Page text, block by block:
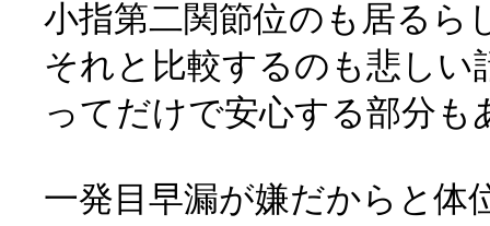
小指第二関節位のも居るら
それと比較するのも悲し
ってだけで安心する部分も
一発目早漏が嫌だからと体